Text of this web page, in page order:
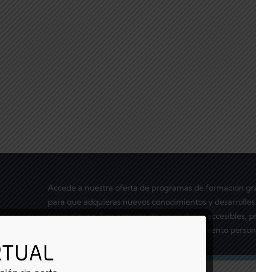
Accede a nuestra oferta de programas de formación
para que adquieras nuevos conocimientos y
costo alguno. Son espacios de aprendizaje accesibles,
calidad, diseñados para aportar a tu crecimiento